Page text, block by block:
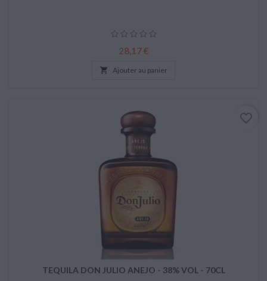
Prix
28,17 €
 Ajouter au panier
TEQUILA DON JULIO ANEJO - 38% VOL - 70CL
favorite_border